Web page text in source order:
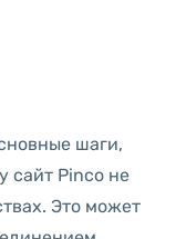
шаги,
сайт Pinco не
Это может